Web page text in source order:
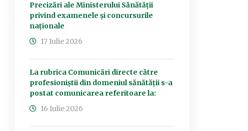
Precizări ale Ministerului Sănătății
privind examenele și concursurile
naționale
17 Iulie 2026
La rubrica Comunicări directe către
profesioniștii din domeniul sănătății s-a
postat comunicarea referitoare la:
16 Iulie 2026